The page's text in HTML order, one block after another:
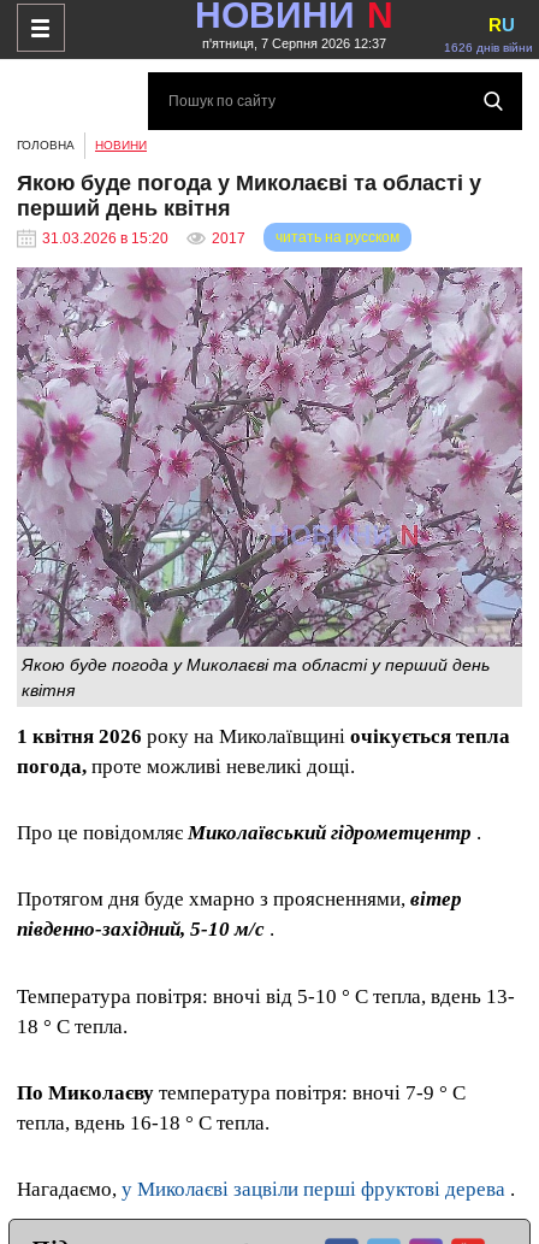
НОВИНИ N
п'ятниця, 7 Серпня 2026 12:37 1626 днів війни
RU
ГОЛОВНА НОВИНИ
Якою буде погода у Миколаєві та області у
перший день квітня
31.03.2026 в 15:20 2017 читать на русском
Якою буде погода у Миколаєві та області у перший день
квітня
1 квітня 2026 року на Миколаївщині очікується тепла
погода, проте можливі невеликі дощі.
Про це повідомляєМиколаївський гідрометцентр .
Протягом дня буде хмарно з проясненнями, вітер
південно-західний, 5-10 м/с .
Температура повітря: вночі від 5-10 ° С тепла, вдень 13-
18 ° С тепла.
По Миколаєву температура повітря: вночі 7-9 ° С
тепла, вдень 16-18 ° С тепла.
Нагадаємо, у Миколаєві зацвіли перші фруктові дерева .